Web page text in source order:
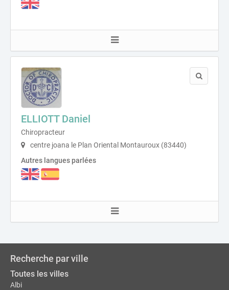
ELLIOTT Daniel
Chiropracteur
centre joana le Plan Oriental Montauroux (83440)
Autres langues parlées
Recherche par ville
Toutes les villes
Albi